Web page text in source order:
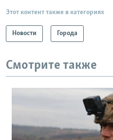
Этот контент также в категориях
Новости Города
Смотрите также